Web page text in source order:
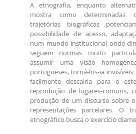
A etnografia, enquanto
mostra como determinadas
trajetórias biográficas
possibilidade de acesso,
num mundo institucional onde
seguem normas muito
assumir uma visão
portugueses, torná-los-ia
facilmente descairia para o
reprodução de lugares-comuns,
produção de um discurso sobre
representações parcelares. O
etnográfico busca o exercício